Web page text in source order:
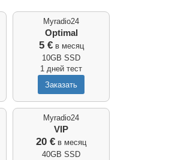
Myradio24
Optimal
5 €в месяц
10GB SSD
1 дней тест
Myradio24
VIP
20 € в месяц
40GB SSD